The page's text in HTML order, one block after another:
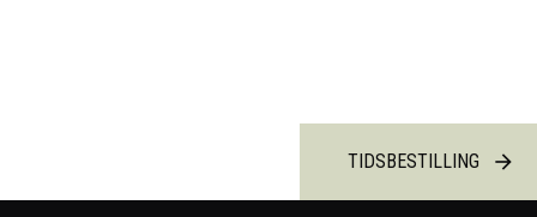
TIDSBESTILLING arrow_forward